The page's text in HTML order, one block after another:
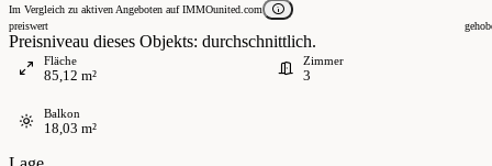
Im Vergleich zu aktiven Angeboten auf IMMOunited.com
preiswert
Preisniveau dieses Objekts: durchschnittlich.
Fläche
85,12 m²
Zimmer
3
Balkon
18,03 m²